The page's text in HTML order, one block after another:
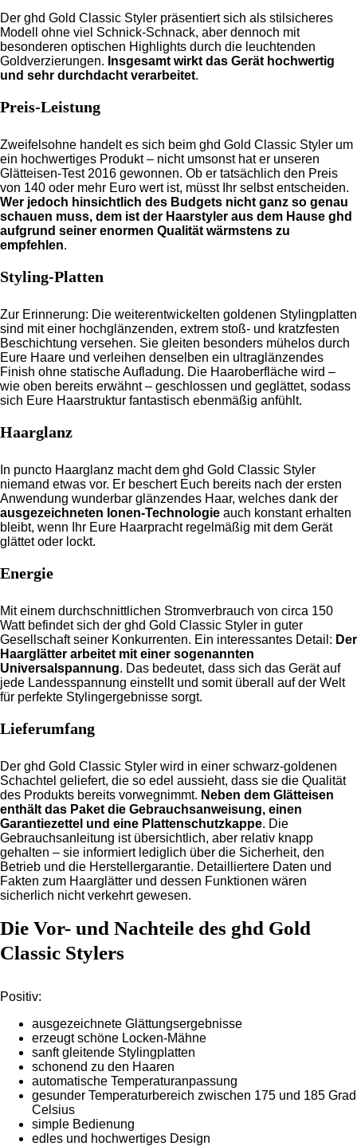
Der ghd Gold Classic Styler präsentiert sich als stilsicheres
Modell ohne viel Schnick-Schnack, aber dennoch mit
besonderen optischen Highlights durch die leuchtenden
Goldverzierungen. Insgesamt wirkt das Gerät hochwertig
und sehr durchdacht verarbeitet.
Preis-Leistung
Zweifelsohne handelt es sich beim ghd Gold Classic Styler um
ein hochwertiges Produkt – nicht umsonst hat er unseren
Glätteisen-Test 2016 gewonnen. Ob er tatsächlich den Preis
von 140 oder mehr Euro wert ist, müsst Ihr selbst entscheiden.
Wer jedoch hinsichtlich des Budgets nicht ganz so genau
schauen muss, dem ist der Haarstyler aus dem Hause ghd
aufgrund seiner enormen Qualität wärmstens zu
empfehlen.
Styling-Platten
Zur Erinnerung: Die weiterentwickelten goldenen Stylingplatten
sind mit einer hochglänzenden, extrem stoß- und kratzfesten
Beschichtung versehen. Sie gleiten besonders mühelos durch
Eure Haare und verleihen denselben ein ultraglänzendes
Finish ohne statische Aufladung. Die Haaroberfläche wird –
wie oben bereits erwähnt – geschlossen und geglättet, sodass
sich Eure Haarstruktur fantastisch ebenmäßig anfühlt.
Haarglanz
In puncto Haarglanz macht dem ghd Gold Classic Styler
niemand etwas vor. Er beschert Euch bereits nach der ersten
Anwendung wunderbar glänzendes Haar, welches dank der
ausgezeichneten Ionen-Technologie auch konstant erhalten
bleibt, wenn Ihr Eure Haarpracht regelmäßig mit dem Gerät
glättet oder lockt.
Energie
Mit einem durchschnittlichen Stromverbrauch von circa 150
Watt befindet sich der ghd Gold Classic Styler in guter
Gesellschaft seiner Konkurrenten. Ein interessantes Detail: Der
Haarglätter arbeitet mit einer sogenannten
Universalspannung. Das bedeutet, dass sich das Gerät auf
jede Landesspannung einstellt und somit überall auf der Welt
für perfekte Stylingergebnisse sorgt.
Lieferumfang
Der ghd Gold Classic Styler wird in einer schwarz-goldenen
Schachtel geliefert, die so edel aussieht, dass sie die Qualität
des Produkts bereits vorwegnimmt. Neben dem Glätteisen
enthält das Paket die Gebrauchsanweisung, einen
Garantiezettel und eine Plattenschutzkappe. Die
Gebrauchsanleitung ist übersichtlich, aber relativ knapp
gehalten – sie informiert lediglich über die Sicherheit, den
Betrieb und die Herstellergarantie. Detailliertere Daten und
Fakten zum Haarglätter und dessen Funktionen wären
sicherlich nicht verkehrt gewesen.
Die Vor- und Nachteile des ghd Gold
Classic Stylers
Positiv:
ausgezeichnete Glättungsergebnisse
erzeugt schöne Locken-Mähne
sanft gleitende Stylingplatten
schonend zu den Haaren
automatische Temperaturanpassung
gesunder Temperaturbereich zwischen 175 und 185 Grad
Celsius
simple Bedienung
edles und hochwertiges Design